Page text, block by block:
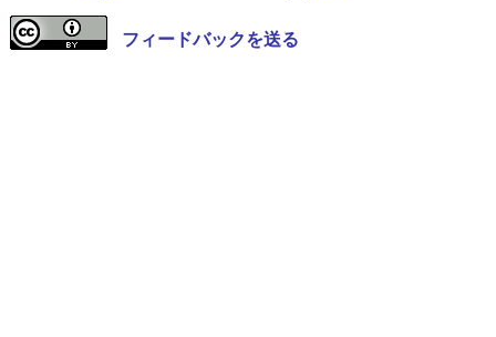
フィードバックを送る